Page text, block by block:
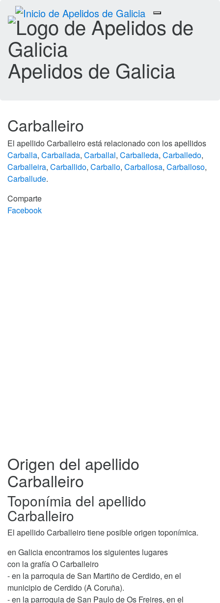
Toggle
navigation
Apelidos de Galicia
Carballeiro
El apellido Carballeiro está relacionado con los apellidos
Carballa, Carballada, Carballal, Carballeda, Carballedo,
Carballeira, Carballido, Carballo, Carballosa, Carballoso,
Carballude.
Comparte
Facebook
Origen del apellido
Carballeiro
Toponímia del apellido
Carballeiro
El apellido Carballeiro tiene posible origen toponímica.
en Galicia encontramos los siguientes lugares
con la grafía O Carballeiro
- en la parroquia de San Martiño de Cerdido, en el
municipio de Cerdido (A Coruña).
- en la parroquia de San Paulo de Os Freires, en el